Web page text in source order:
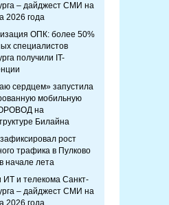
– дайджест СМИ на
2026 года
ОПК: более 50%
специалистов
получили IT-
сердцем» запустила
мобильную
на
Билайна
рост
трафика в Пулково
начале лета
ИТ и телекома Санкт-
– дайджест СМИ на
2026 года